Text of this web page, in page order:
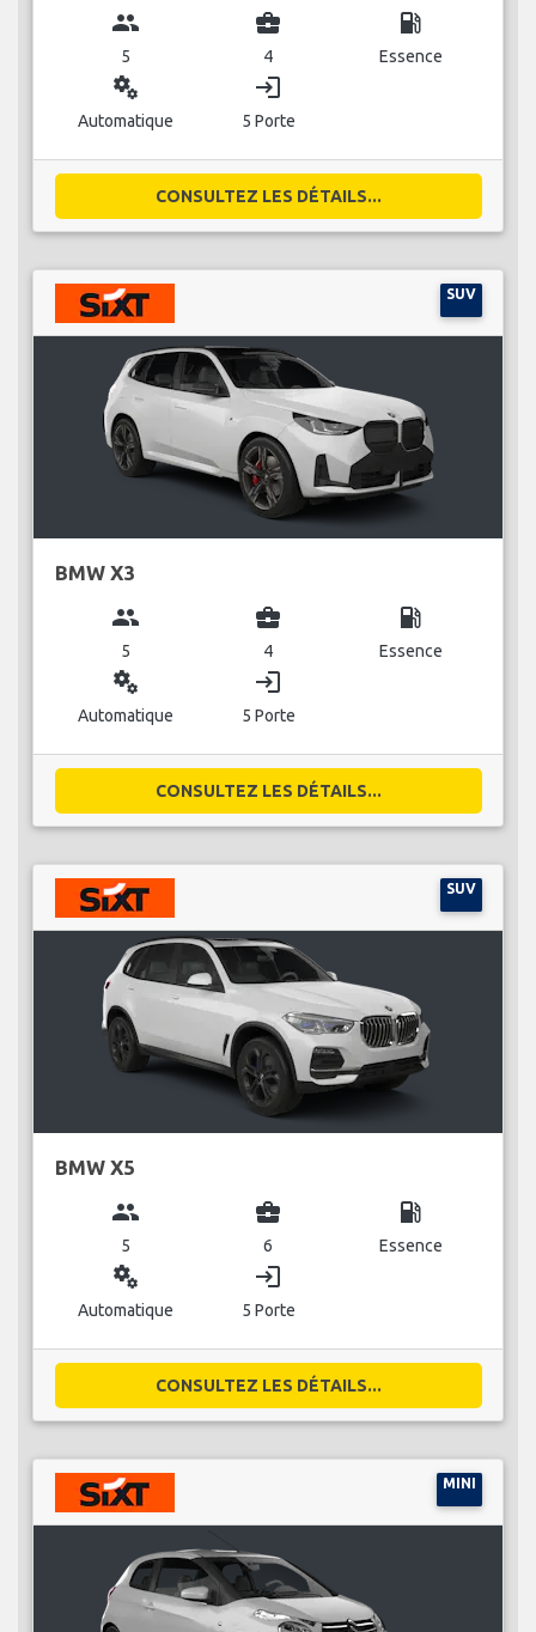
group
5
business_center
4
local_gas_station
Essence
miscellaneous_services
Automatique
login
5 Porte
CONSULTEZ LES DÉTAILS...
SUV
BMW X3
group
5
business_center
4
local_gas_station
Essence
miscellaneous_services
Automatique
login
5 Porte
CONSULTEZ LES DÉTAILS...
SUV
BMW X5
group
5
business_center
6
local_gas_station
Essence
miscellaneous_services
Automatique
login
5 Porte
CONSULTEZ LES DÉTAILS...
MINI